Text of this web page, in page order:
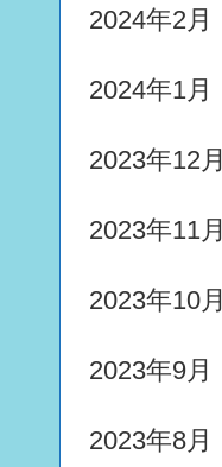
2024年2月
2024年1月
2023年12月
2023年11月
2023年10月
2023年9月
2023年8月